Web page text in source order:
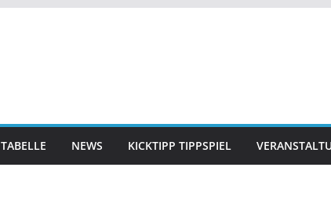
TABELLE NEWS KICKTIPP TIPPSPIEL